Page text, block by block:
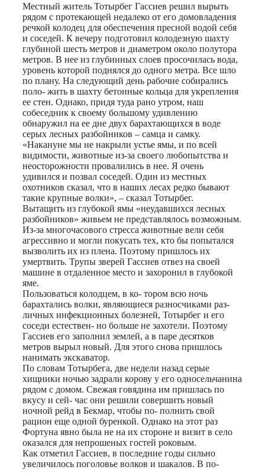
Местный житель Тотырбег Гассиев решил вырыть
рядом с протекающей недалеко от его домовладения
речкой колодец для обеспечения пресной водой себя
и соседей. К вечеру подготовил колодезную шахту
глубиной шесть метров и диаметром около полутора
метров. В нее из глубинных слоев просочилась вода,
уровень которой поднялся до одного метра. Все шло
по плану. На следующий день рабочие собирались
поло- жить в шахту бетонные кольца для укрепления
ее стен. Однако, придя туда рано утром, наш
собеседник к своему большому удивлению
обнаружил на ее дне двух барахтающихся в воде
серых лесных разбойников – самца и самку.
«Накануне мы не накрыли устье ямы, и по всей
видимости, животные из-за своего любопытства и
неосторожности провалились в нее. Я очень
удивился и позвал соседей. Один из местных
охотников сказал, что в наших лесах редко бывают
такие крупные волки», – сказал Тотырбег.
Вытащить из глубокой ямы «неудавшихся лесных
разбойников» живьем не представлялось возможным.
Из-за многочасового стресса животные вели себя
агрессивно и могли покусать тех, кто бы попытался
вызволить их из плена. Поэтому пришлось их
умертвить. Трупы зверей Гассиев отвез на своей
машине в отдаленное место и захоронил в глубокой
яме.
Пользоваться колодцем, в ко- тором всю ночь
барахтались волки, являющиеся разносчиками раз-
личных инфекционных болезней, Тотырбег и его
соседи естествен- но больше не захотели. Поэтому
Гассиев его заполнил землей, а в паре десятков
метров вырыл новый. Для этого снова пришлось
нанимать экскаватор.
По словам Тотырбега, две недели назад серые
хищники ночью задрали корову у его односельчанина
рядом с домом. Свежая говядина им пришлась по
вкусу и сей- час они решили совершить новый
ночной рейд в Бекмар, чтобы по- полнить свой
рацион еще одной буренкой. Однако на этот раз
Фортуна явно была не на их стороне и визит в село
оказался для непрошеных гостей роковым.
Как отметил Гассиев, в последние годы сильно
увеличилось поголовье волков и шакалов. В по-